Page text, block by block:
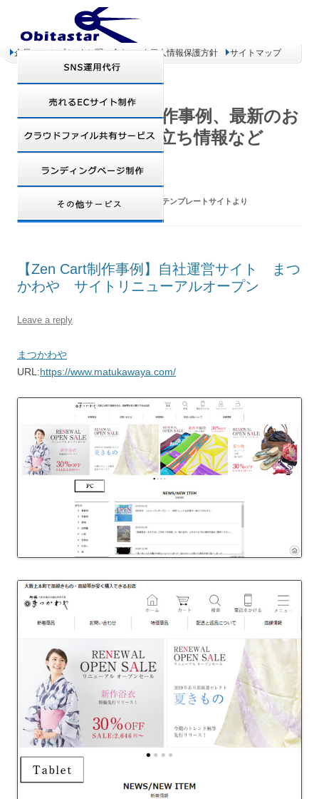
企業コンセプト お問い合わせ 個人情報保護方針 サイトマップ
オビタスター 制作事例、最新のお
得情報、お役立ち情報など
CATEGORY ARCHIVES:ZENCART専用テンプレートサイトより
【Zen Cart制作事例】自社運営サイト まつ
かわや サイトリニューアルオープン
Leave a reply
まつかわや
URL:https://www.matukawaya.com/